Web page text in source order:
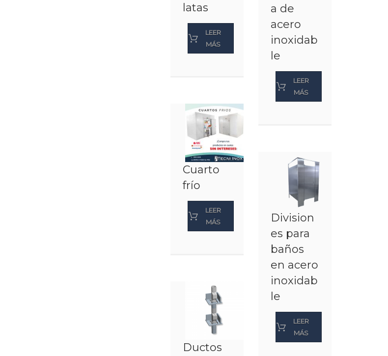
latas
LEER
MÁS
a de
acero
inoxidab
le
LEER
MÁS
Cuarto
frío
LEER
MÁS
Division
es para
baños
en acero
inoxidab
le
LEER
MÁS
Ductos